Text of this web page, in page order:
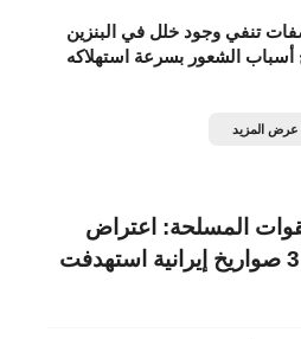
تنفي وجود خلل في البنزين
الشعور بسرعة استهلاكه
عرض المزيد
المسلحة: اعتراض
وإسقاط 3 صواريخ إيرانية استهدفت